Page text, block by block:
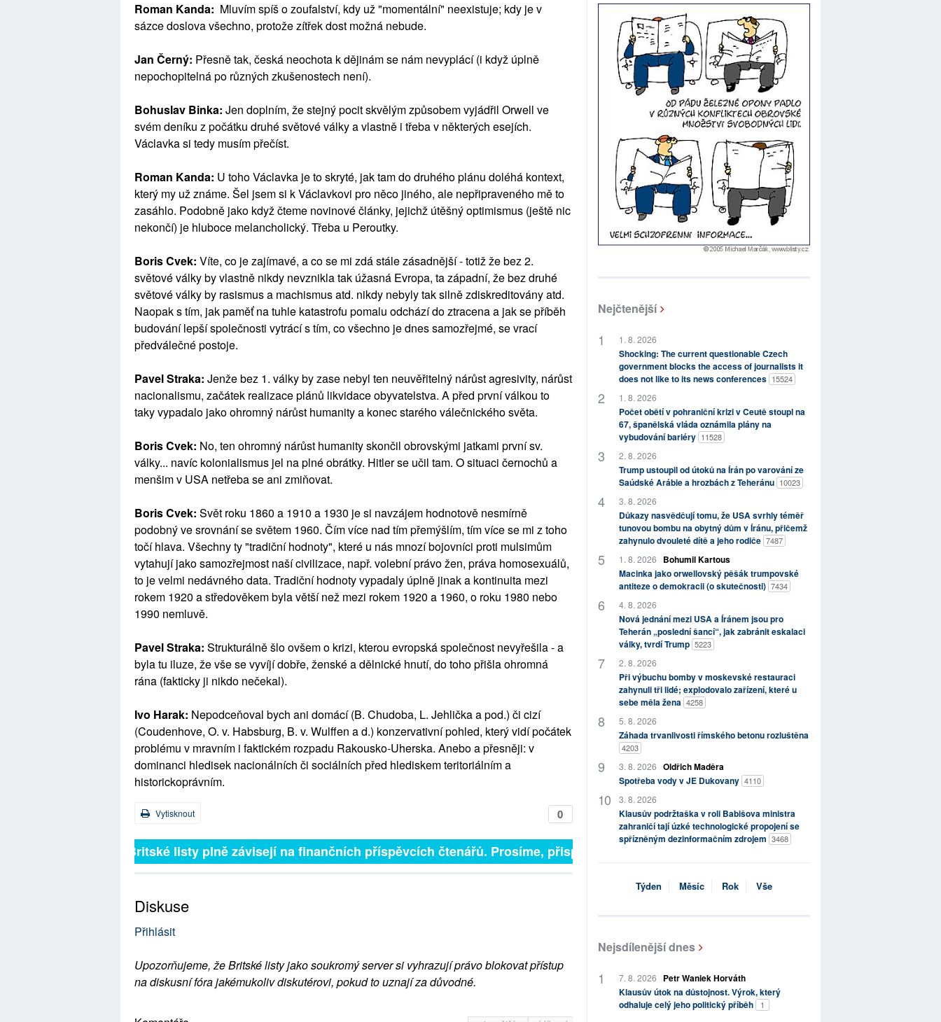
Roman Kanda: Mluvím spíš o zoufalství, kdy už "momentální" neexistuje; kdy je v
sázce doslova všechno, protože zítřek dost možná nebude.
Jan Černý: Přesně tak, česká neochota k dějinám se nám nevyplácí (i když úplně
nepochopitelná po různých zkušenostech není).
Bohuslav Binka: Jen doplním, že stejný pocit skvělým způsobem vyjádřil Orwell ve
svém deníku z počátku druhé světové války a vlastně i třeba v některých esejích.
Václavka si tedy musím přečíst.
Roman Kanda: U toho Václavka je to skryté, jak tam do druhého plánu doléhá kontext,
který my už známe. Šel jsem si k Václavkovi pro něco jiného, ale nepřipraveného mě to
zasáhlo. Podobně jako když čteme novinové články, jejichž útěšný optimismus (ještě nic
nekončí) je hluboce melancholický. Třeba u Peroutky.
Boris Cvek: Víte, co je zajímavé, a co se mi zdá stále zásadnější - totiž že bez 2.
světové války by vlastně nikdy nevznikla tak úžasná Evropa, ta západní, že bez druhé
světové války by rasismus a machismus atd. nikdy nebyly tak silně zdiskreditovány atd.
Naopak s tím, jak paměť na tuhle katastrofu pomalu odchází do ztracena a jak se příběh
budování lepší společnosti vytrácí s tím, co všechno je dnes samozřejmé, se vrací
předválečné postoje.
Pavel Straka: Jenže bez 1. války by zase nebyl ten neuvěřitelný nárůst agresivity, nárůst
nacionalismu, začátek realizace plánů likvidace obyvatelstva. A před první válkou to
taky vypadalo jako ohromný nárůst humanity a konec starého válečnického světa.
Boris Cvek: No, ten ohromný nárůst humanity skončil obrovskými jatkami první sv.
války... navíc kolonialismus jel na plné obrátky. Hitler se učil tam. O situaci černochů a
menšim v USA netřeba se ani zmiňovat.
Boris Cvek: Svět roku 1860 a 1910 a 1930 je si navzájem hodnotově nesmírně
podobný ve srovnání se světem 1960. Čím více nad tím přemýšlím, tím více se mi z toho
točí hlava. Všechny ty "tradiční hodnoty", které u nás mnozí bojovníci proti mulsimům
vytahují jako samozřejmost naší civilizace, např. volební právo žen, práva homosexuálů,
to je velmi nedávného data. Tradiční hodnoty vypadaly úplně jinak a kontinuita mezi
rokem 1920 a středověkem byla větší než mezi rokem 1920 a 1960, o roku 1980 nebo
1990 nemluvě.
Pavel Straka: Strukturálně šlo ovšem o krizi, kterou evropská společnost nevyřešila - a
byla tu iluze, že vše se vyvíjí dobře, ženské a dělnické hnutí, do toho přišla ohromná
rána (fakticky ji nikdo nečekal).
Ivo Harak: Nepodceňoval bych ani domácí (B. Chudoba, L. Jehlička a pod.) či cizí
(Coudenhove, O. v. Habsburg, B. v. Wulffen a d.) konzervativní pohled, který vidí počátek
problému v mravním i faktickém rozpadu Rakousko-Uherska. Anebo a přesněji: v
dominanci hledisek nacionálních či sociálních před hlediskem teritoriálním a
historickoprávním.
0
Vytisknout
Britské listy plně závisejí na finančních příspěvcích čtenářů. Prosíme, přispějte. ➥
Diskuse
Přihlásit
Upozorňujeme, že Britské listy jako soukromý server si vyhrazují právo blokovat přístup
na diskusní fóra jakémukoliv diskutérovi, pokud to uznají za důvodné.
Nejčtenější
1. 8. 2026
Shocking: The current questionable Czech
government blocks the access of journalists it
does not like to its news conferences 15524
1. 8. 2026
Počet obětí v pohraniční krizi v Ceutě stoupl na
67, španělská vláda oznámila plány na
vybudování bariéry 11528
2. 8. 2026
Trump ustoupil od útoků na Írán po varování ze
Saúdské Arábie a hrozbách z Teheránu 10023
3. 8. 2026
Důkazy nasvědčují tomu, že USA svrhly téměř
tunovou bombu na obytný dům v Íránu, přičemž
zahynulo dvouleté dítě a jeho rodiče 7487
1. 8. 2026
Bohumil Kartous
Macinka jako orwellovský pěšák trumpovské
antiteze o demokracii (o skutečnosti) 7434
4. 8. 2026
Nová jednání mezi USA a Íránem jsou pro
Teherán „poslední šancí“, jak zabránit eskalaci
války, tvrdí Trump 5223
2. 8. 2026
Při výbuchu bomby v moskevské restauraci
zahynuli tři lidé; explodovalo zařízení, které u
sebe měla žena 4258
5. 8. 2026
Záhada trvanlivosti římského betonu rozluštěna
4203
3. 8. 2026 Oldřich Maděra
Spotřeba vody v JE Dukovany 4110
3. 8. 2026
Klausův podržtaška v roli Babišova ministra
zahraničí tají úzké technologické propojení se
spřízněným dezinformačním zdrojem 3468
Týden Měsíc Rok Vše
Nejsdílenější dnes
7. 8. 2026
Petr Waniek Horváth
Klausův útok na důstojnost. Výrok, který
odhaluje celý jeho politický příběh
1